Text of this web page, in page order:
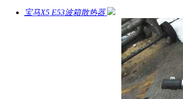
宝马X5 E53波箱散热器